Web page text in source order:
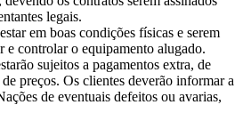
legais.
em boas condições físicas e serem
e controlar o equipamento alugado.
sujeitos a pagamentos extra, de
preços. Os clientes deverão informar a
de eventuais defeitos ou avarias,